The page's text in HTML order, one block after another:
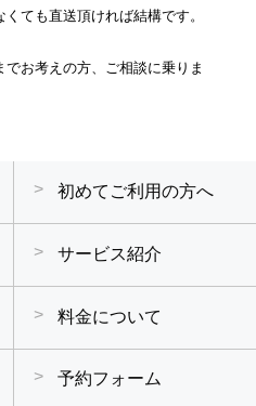
ても直送頂ければ結構です。
お考えの方、ご相談に乗りま
初めてご利用の方へ
サービス紹介
料金について
予約フォーム